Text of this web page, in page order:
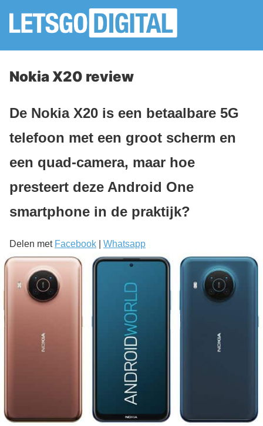
Nokia X20 review
De Nokia X20 is een betaalbare 5G
telefoon met een groot scherm en
een quad-camera, maar hoe
presteert deze Android One
smartphone in de praktijk?
Delen met Facebook Whatsapp